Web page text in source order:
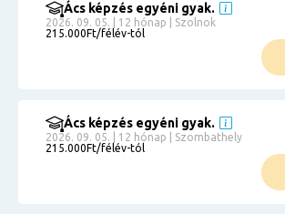
Ács képzés egyéni gyak.
2026. 09. 05. | 12 hónap | Szolnok
215.000Ft/félév-tól
Ács képzés egyéni gyak.
2026. 09. 05. | 12 hónap | Szombathely
215.000Ft/félév-tól